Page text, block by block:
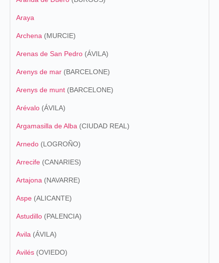
Araya
Archena (MURCIE)
Arenas de San Pedro (ÁVILA)
Arenys de mar (BARCELONE)
Arenys de munt (BARCELONE)
Arévalo (ÁVILA)
Argamasilla de Alba (CIUDAD REAL)
Arnedo (LOGROÑO)
Arrecife (CANARIES)
Artajona (NAVARRE)
Aspe (ALICANTE)
Astudillo (PALENCIA)
Avila (ÁVILA)
Avilés (OVIEDO)